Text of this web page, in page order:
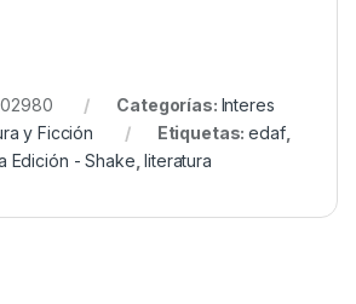
Categorías: Interes
y Ficción Etiquetas:edaf,
Edición - Shake ,literatura